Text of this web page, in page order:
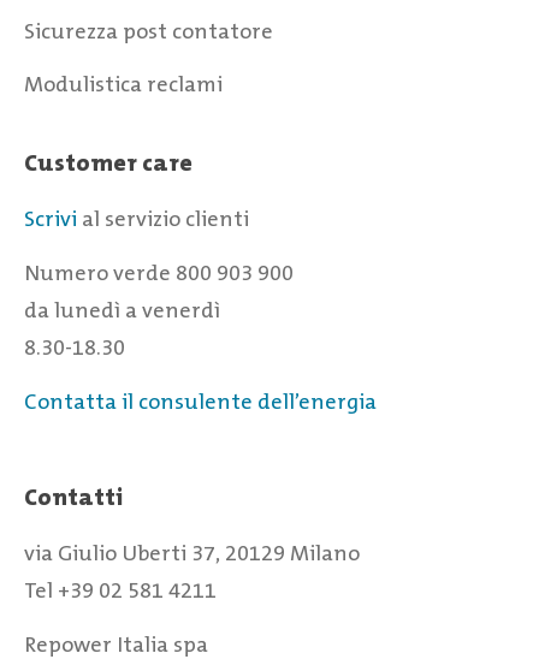
Sicurezza post contatore
Modulistica reclami
Customer care
Scrivi al servizio clienti
Numero verde 800 903 900
da lunedì a venerdì
8.30-18.30
Contatta il consulente dell’energia
Contatti
via Giulio Uberti 37, 20129 Milano
Tel +39 02 581 4211
Repower Italia spa